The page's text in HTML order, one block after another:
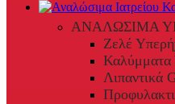
ΑΝΑΛΩΣΙΜΑ
Ζελέ
Λιπαντικά